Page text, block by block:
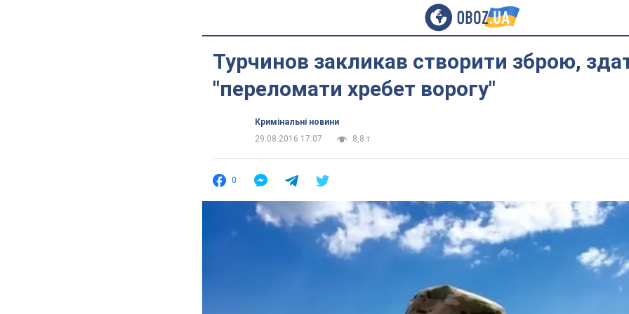
Турчинов закликав створити зброю,
"переломати хребет ворогу"
Кримінальні новини
29.08.2016 17:07
8,8 т.
0